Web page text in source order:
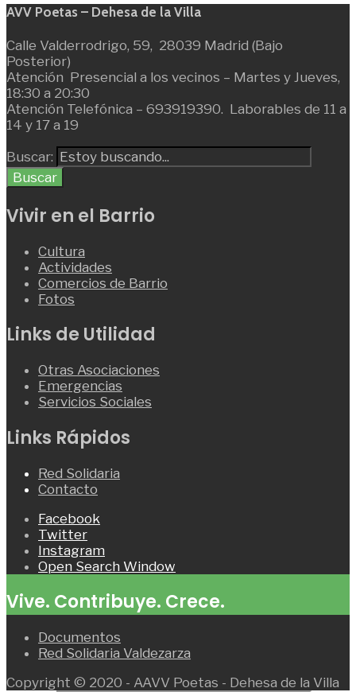
AVV Poetas – Dehesa de la Villa
Calle Valderrodrigo, 59, 28039 Madrid (Bajo
Posterior)
Atención Presencial a los vecinos – Martes y Jueves,
18:30 a 20:30
Atención Telefónica – 693919390. Laborables de 11 a
14 y 17 a 19
Buscar:
Buscar
Vivir en el Barrio
Cultura
Actividades
Comercios de Barrio
Fotos
Links de Utilidad
Otras Asociaciones
Emergencias
Servicios Sociales
Links Rápidos
Red Solidaria
Contacto
Facebook
Twitter
Instagram
Open Search Window
Vive. Contribuye. Crece.
Documentos
Red Solidaria Valdezarza
Copyright © 2020 - AAVV Poetas - Dehesa de la Villa